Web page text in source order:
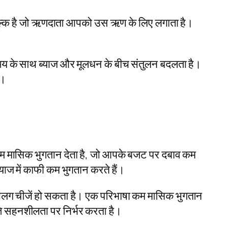
है जो ऋणदाता आपको उस ऋण के लिए लगाता है।
के साथ ब्याज और मूलधन के बीच संतुलन बदलता है।
भुगतान देता है, जो आपके बजट पर दबाव कम
में काफी कम भुगतान करते हैं।
चीजें हो सकता है। एक परिभाषा कम मासिक भुगतान
पर निर्भर करता है।